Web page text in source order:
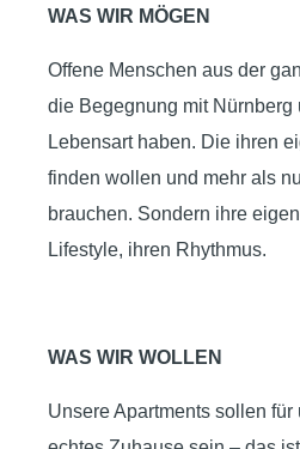
WAS WIR MÖGEN
Offene Menschen aus der
die Begegnung mit Nürnberg
Lebensart haben. Die ihren
finden wollen und mehr als
brauchen. Sondern ihre
Lifestyle, ihren Rhythmus.
WAS WIR WOLLEN
Unsere Apartments sollen